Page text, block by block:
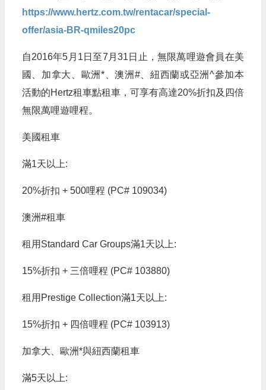
https://www.hertz.com.tw/rentacar/special-
offer/asia-BR-qmiles20pc
自2016年5月1日至7月31日止，無限萬哩遊會員在美
國、加拿大、歐洲*、澳洲#、紐西蘭或亞洲^參加本
活動的Hertz租車點租車，可享有高達20%折扣及四倍
無限萬哩遊哩程。
美國租車
滿1天以上:
20%折扣 + 500哩程 (PC# 109034)
澳洲#租車
租用Standard Car Groups滿1天以上:
15%折扣 + 三倍哩程 (PC# 103880)
租用Prestige Collection滿1天以上:
15%折扣 + 四倍哩程 (PC# 103913)
加拿大、歐洲*與紐西蘭租車
滿5天以上: